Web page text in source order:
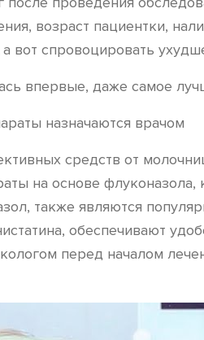
возраст пациентки,
вот спровоцировать
впервые, даже самое
средств от
на основе
также являются
обеспечивают
перед началом